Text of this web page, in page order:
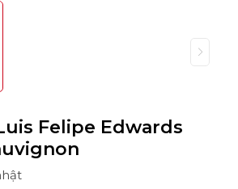
Felipe Edwards